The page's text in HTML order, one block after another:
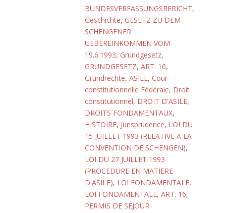
BUNDESVERFASSUNGSRERICHT,
Geschichte, GESETZ ZU DEM
SCHENGENER
UEBEREINKOMMEN VOM
19.6.1993, Grundgesetz,
GRUNDGESETZ, ART. 16,
Grundrechte, ASILE, Cour
constitutionnelle Fédérale, Droit
constitutionnel, DROIT D'ASILE,
DROITS FONDAMENTAUX,
HISTOIRE, Jurisprudence, LOI DU
15 JUILLET 1993 (RELATIVE A LA
CONVENTION DE SCHENGEN),
LOI DU 27 JUILLET 1993
(PROCEDURE EN MATIERE
D'ASILE), LOI FONDAMENTALE,
LOI FONDAMENTALE, ART. 16,
PERMIS DE SEJOUR